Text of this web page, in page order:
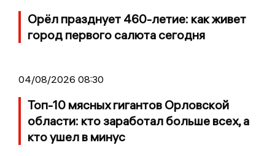
Орёл празднует 460-летие: как живет
город первого салюта сегодня
04/08/2026 08:30
Топ-10 мясных гигантов Орловской
области: кто заработал больше всех, а
кто ушел в минус